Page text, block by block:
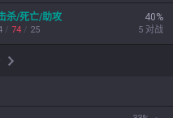
杀/死亡/助攻
/ 74/ 25
40%
5 对战